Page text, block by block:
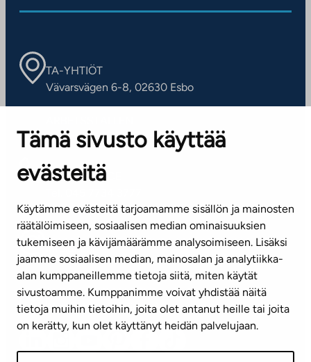
Tämä sivusto käyttää
evästeitä
Käytämme evästeitä tarjoamamme sisällön ja mainosten
räätälöimiseen, sosiaalisen median ominaisuuksien
tukemiseen ja kävijämäärämme analysoimiseen. Lisäksi
jaamme sosiaalisen median, mainosalan ja analytiikka-
alan kumppaneillemme tietoja siitä, miten käytät
sivustoamme. Kumppanimme voivat yhdistää näitä
tietoja muihin tietoihin, joita olet antanut heille tai joita
on kerätty, kun olet käyttänyt heidän palvelujaan.
TA-YHTIÖT
Vävarsvägen 6-8, 02630 Esbo
Kontaktinformation
KUNDSERVICE
(vardagar kl. 8–16)
info@ta.fi
Nyhetsbrev (på finska)